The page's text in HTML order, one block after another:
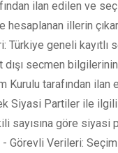
ilan edilen ve
hesaplanan illerin
geneli kayıtlı
dışı secmen
Kurulu tarafından
Siyasi Partiler ile
sayısına göre
Verileri: